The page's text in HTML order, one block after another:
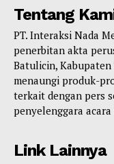
Tentang
PT. Interaksi Nada
penerbitan akta
Batulicin, Kabupaten
menaungi produk-
terkait dengan pers
penyelenggara
Link Lainnya